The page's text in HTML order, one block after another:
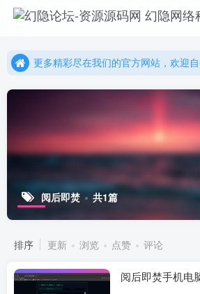
更多精彩尽在我们的官方网站，欢迎自
更多精彩尽在我们的官方网站，欢迎自
幻隐网络科技，感谢您的加入以及使
阅后即焚 共1篇
排序 更新 浏览 点赞 评论
阅后即焚手机电